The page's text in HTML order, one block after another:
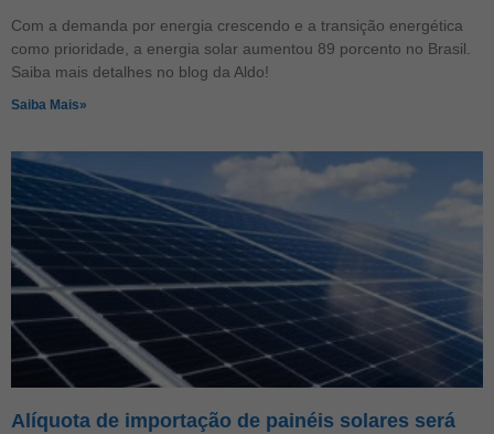
Com a demanda por energia crescendo e a transição energética
como prioridade, a energia solar aumentou 89 porcento no Brasil.
Saiba mais detalhes no blog da Aldo!
Saiba Mais»
Alíquota de importação de painéis solares será